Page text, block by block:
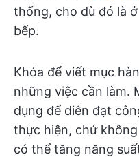
thống, cho dù đó là
bếp.
Khóa để viết mục
những việc cần làm.
dụng để diễn đạt
thực hiện, chứ
có thể tăng năng